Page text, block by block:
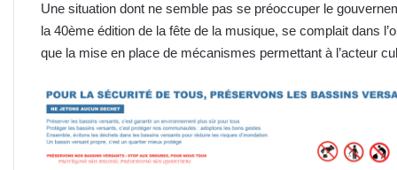
Une situation dont ne semble pas se préoccuper le
la 40ème édition de la fête de la musique, se complait dans
que la mise en place de mécanismes permettant à l’acteur